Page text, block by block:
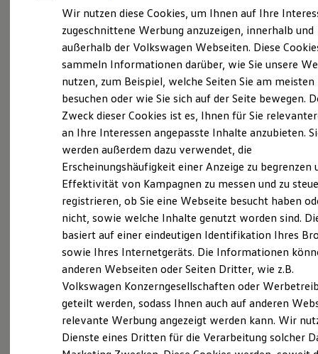
Elektroautos
ID. Tutorials
Elektrofahrzeugkonzepte
Reichweite
Reichweite der ID. Modelle
Reichweite im Winter
Laden
Laden unterwegs
Laden Zuhause
Ladezeitensimulator
Batterie
Sicherheit
Garantie und Lebensdauer
Nachhaltigkeit
Technologie
Kosten und Kauf
Verbrauchskosten
Kaufoptionen
E-Auto-Förderung
Software und Konnektivität
Die ID. Software 6
ID. Software Versionen und Updates
Digitale Extras
Schnittstellen zu Ihrem ID.
Probefahrt vereinbaren
Fahrzeugangebot anfordern
Servicetermin buchen
Serviceanfrage stellen
Details des Golf
Wir nutzen diese Cookies, um Ihnen auf Ihre
zugeschnittene Werbung anzuzeigen, innerhalb und
außerhalb der Volkswagen Webseiten. Diese
sammeln Informationen darüber, wie Sie unsere
nutzen, zum Beispiel, welche Seiten Sie am meisten
besuchen oder wie Sie sich auf der Seite bewegen.
Zweck dieser Cookies ist es, Ihnen für Sie
an Ihre Interessen angepasste Inhalte anzubieten.
werden außerdem dazu verwendet, die
Erscheinungshäufigkeit einer Anzeige zu begrenzen
Effektivität von Kampagnen zu messen und zu
registrieren, ob Sie eine Webseite besucht haben
nicht, sowie welche Inhalte genutzt worden sind.
basiert auf einer eindeutigen Identifikation Ihres
sowie Ihres Internetgeräts. Die Informationen
anderen Webseiten oder Seiten Dritter, wie z.B.
Volkswagen Konzerngesellschaften oder
geteilt werden, sodass Ihnen auch auf anderen
relevante Werbung angezeigt werden kann. Wir
Dienste eines Dritten für die Verarbeitung solcher